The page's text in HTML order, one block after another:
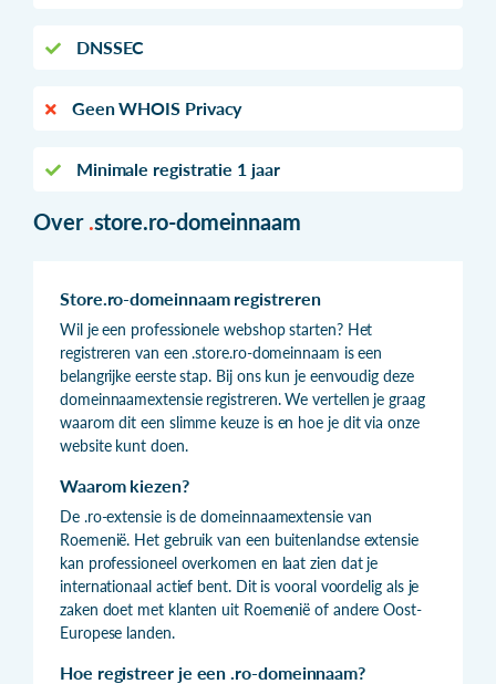
DNSSEC
Geen WHOIS Privacy
Minimale registratie 1 jaar
Over .store.ro-domeinnaam
Store.ro-domeinnaam registreren
Wil je een professionele webshop starten? Het
registreren van een .store.ro-domeinnaam is een
belangrijke eerste stap. Bij ons kun je eenvoudig deze
domeinnaamextensie registreren. We vertellen je graag
waarom dit een slimme keuze is en hoe je dit via onze
website kunt doen.
Waarom kiezen?
De .ro-extensie is de domeinnaamextensie van
Roemenië. Het gebruik van een buitenlandse extensie
kan professioneel overkomen en laat zien dat je
internationaal actief bent. Dit is vooral voordelig als je
zaken doet met klanten uit Roemenië of andere Oost-
Europese landen.
Hoe registreer je een .ro-domeinnaam?